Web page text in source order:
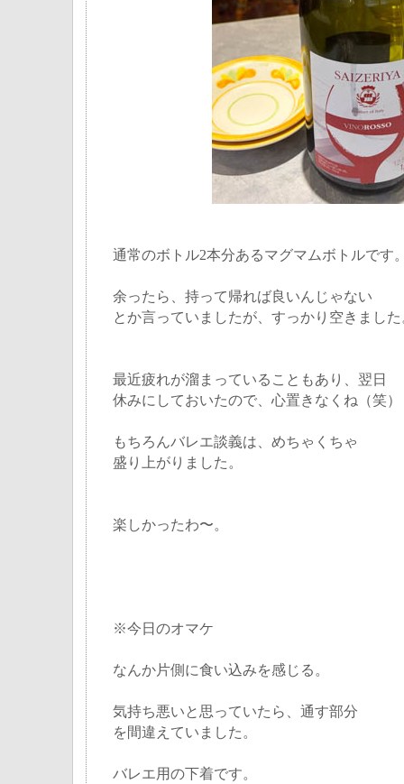
通常のボトル2本分あるマグマムボトルです
余ったら、持って帰れば良いんじゃない
とか言っていましたが、すっかり空きまし
最近疲れが溜まっていることもあり、翌日
休みにしておいたので、心置きなくね（笑）
もちろんバレエ談義は、めちゃくちゃ
盛り上がりました。
楽しかったわ〜。
※今日のオマケ
なんか片側に食い込みを感じる。
気持ち悪いと思っていたら、通す部分
を間違えていました。
バレエ用の下着です。